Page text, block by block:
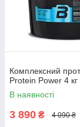
Комплексний
Protein Power 4
В наявності
3 890 ₴ 4 090 ₴